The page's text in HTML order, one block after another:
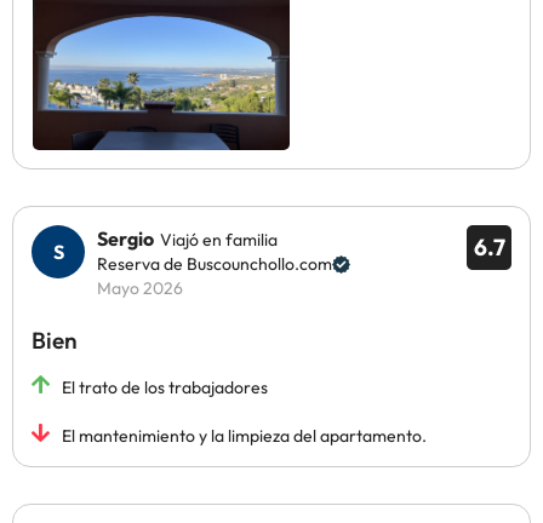
6.7
Sergio Viajó en familia
Reserva de Buscounchollo.com
Mayo 2026
Bien
El trato de los trabajadores
El mantenimiento y la limpieza del apartamento.